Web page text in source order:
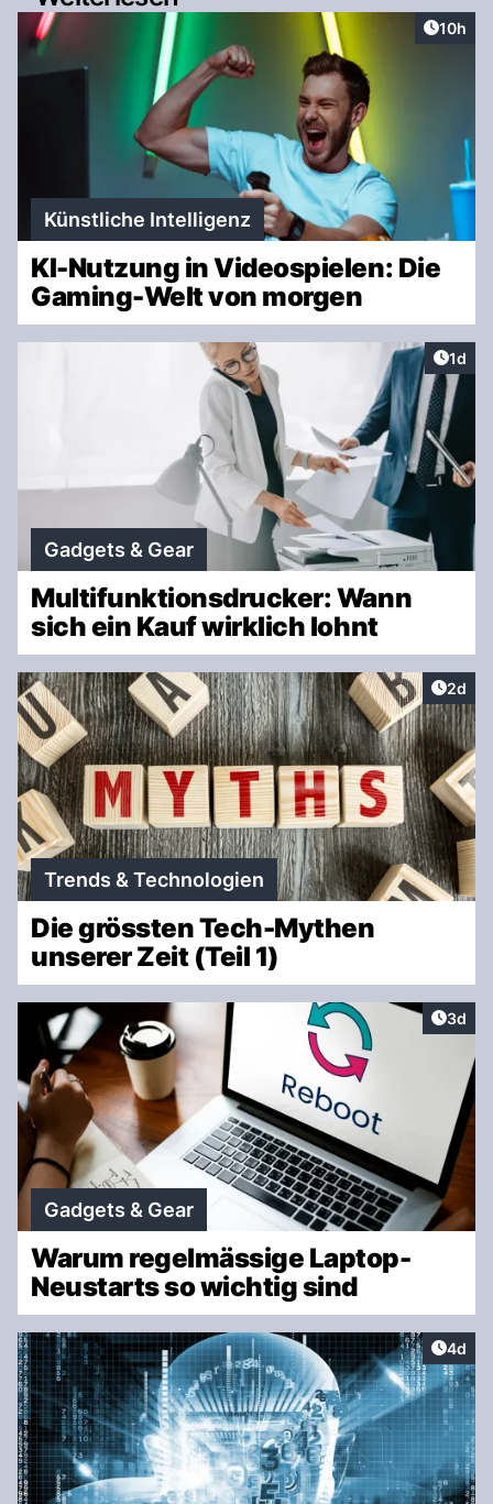
Artikel
10h
Künstliche Intelligenz
KI-Nutzung in Videospielen: Die
Gaming-Welt von morgen
1d
Gadgets & Gear
Multifunktionsdrucker: Wann
sich ein Kauf wirklich lohnt
2d
Trends & Technologien
Die grössten Tech-Mythen
unserer Zeit (Teil 1)
3d
Gadgets & Gear
Warum regelmässige Laptop-
Neustarts so wichtig sind
4d